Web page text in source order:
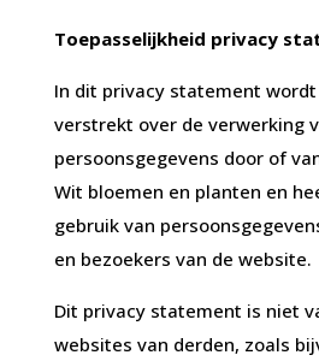
Toepasselijkheid privacy
In dit privacy statement
verstrekt over de verwerking
persoonsgegevens door of
Wit bloemen en planten en
gebruik van
en bezoekers van de website.
Dit privacy statement is niet
websites van derden, zoals